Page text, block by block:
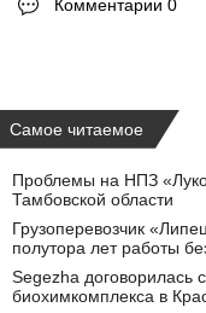
Комментарии 0
Самое читаемое
Проблемы на НПЗ
Тамбовской области
Грузоперевозчик
полутора лет работы
Segezha договорилась
биохимкомплекса в